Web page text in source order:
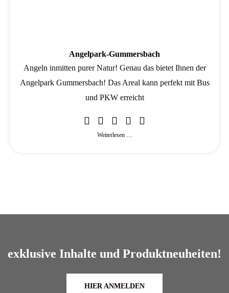
Angelpark-Gummersbach
Angeln inmitten purer Natur! Genau das bietet Ihnen der
Angelpark Gummersbach! Das Areal kann perfekt mit Bus
und PKW erreicht
Weiterlesen …
exklusive Inhalte und Produktneuheiten!
HIER ANMELDEN